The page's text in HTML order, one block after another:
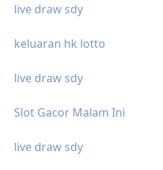
live draw sdy
keluaran hk lotto
live draw sdy
Slot Gacor Malam Ini
live draw sdy